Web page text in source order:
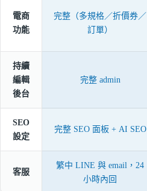
電商
功能
完整（多規格／折價券／
訂單）
持續
編輯
後台
完整 admin
SEO
設定
完整 SEO 面板 + AI SEO
客服
繁中 LINE 與 email，24
小時內回